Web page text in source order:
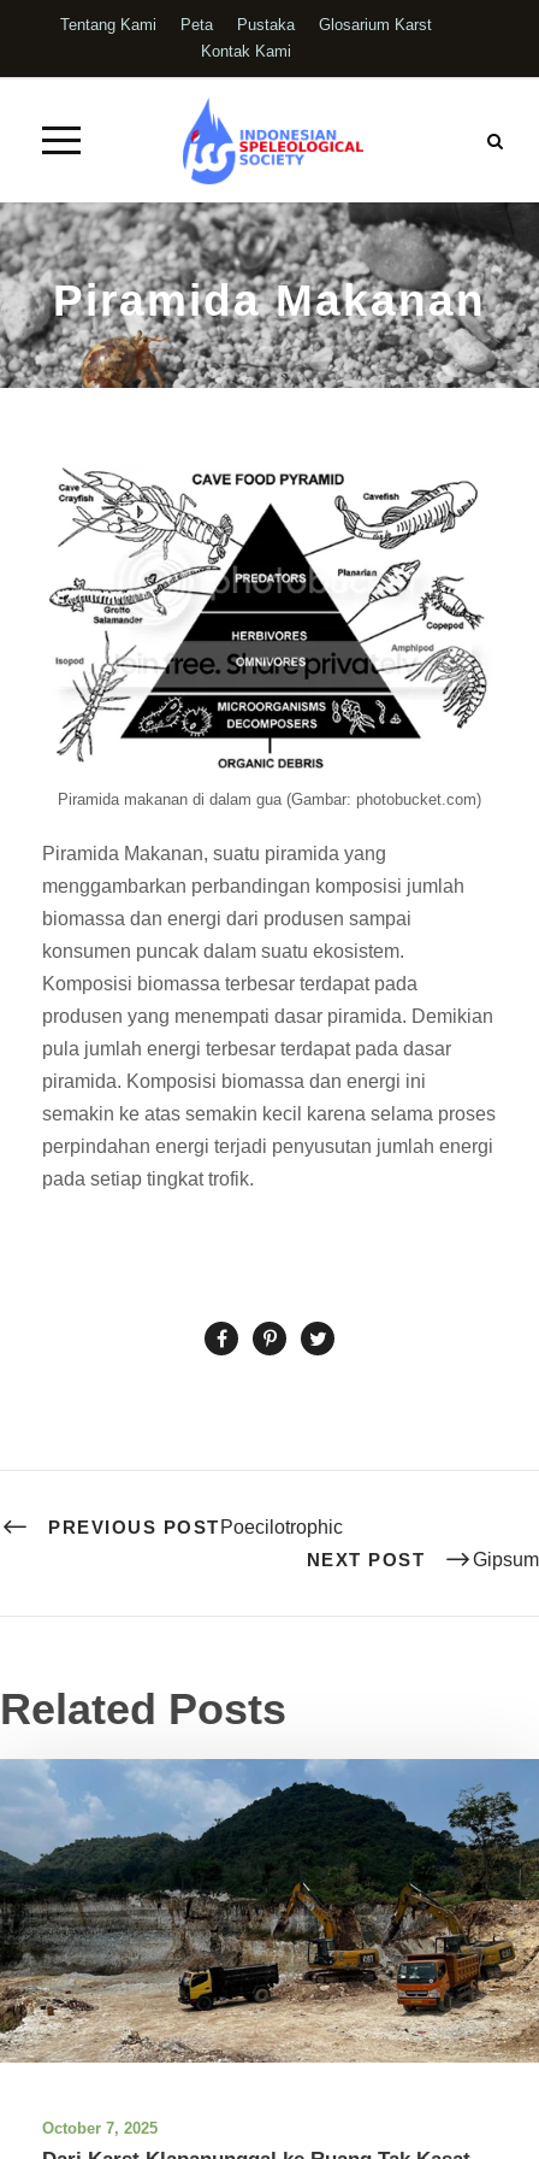
Tentang Kami Peta Pustaka
Glosarium Karst
Kontak Kami
Piramida Makanan
Piramida makanan di dalam gua (Gambar: photobucket.com)
Piramida Makanan, suatu piramida yang
menggambarkan perbandingan komposisi jumlah
biomassa dan energi dari produsen sampai
konsumen puncak dalam suatu ekosistem.
Komposisi biomassa terbesar terdapat pada
produsen yang menempati dasar piramida. Demikian
pula jumlah energi terbesar terdapat pada dasar
piramida. Komposisi biomassa dan energi ini
semakin ke atas semakin kecil karena selama proses
perpindahan energi terjadi penyusutan jumlah energi
pada setiap tingkat trofik.
PREVIOUS POST Poecilotrophic
NEXT POST
Gipsum
Related Posts
October 7, 2025